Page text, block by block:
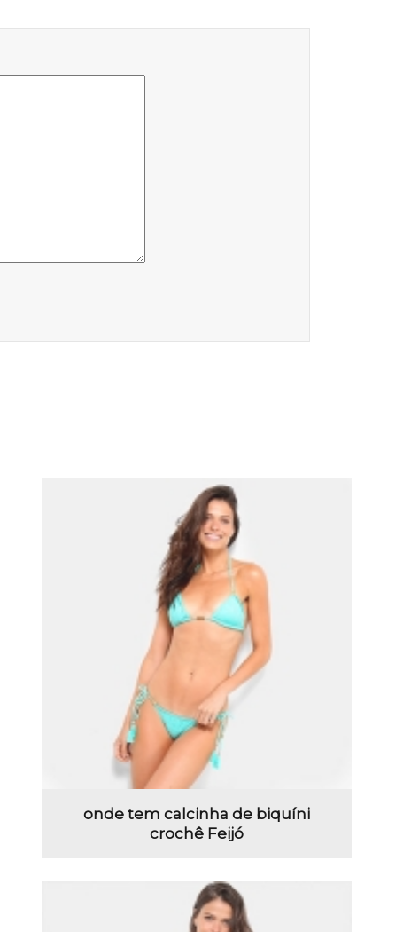
onde tem calcinha de biquíni
crochê Feijó